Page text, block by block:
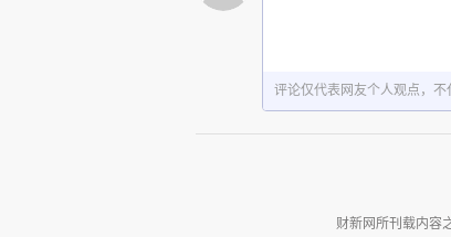
评论仅代表网友个人观点，不
财新网所刊载内容